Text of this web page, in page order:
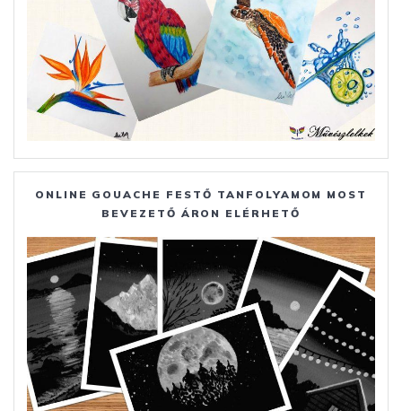
ONLINE GOUACHE FESTŐ TANFOLYAMOM MOST
BEVEZETŐ ÁRON ELÉRHETŐ